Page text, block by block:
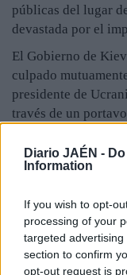
Diario JAÉN -
Information
If you wish to opt-
processing of your
targeted
section to confirm
opt-out request is
públicas del lugar
devastada por el
El Gobierno de
culpado
presidente de
través de un